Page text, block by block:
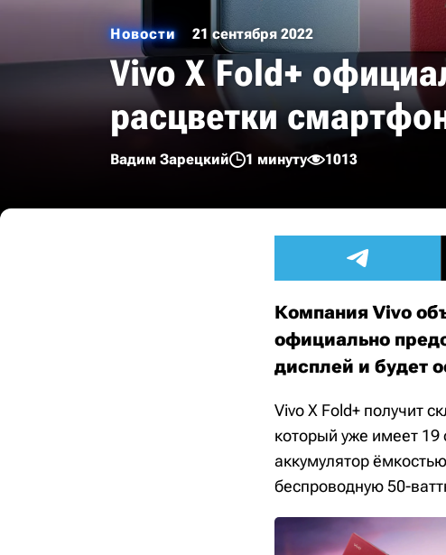
Новости 21 сентября 2022
Vivo X Fold+
расцветки
Вадим Зарецкий 1 минуту 1013
Компания Vivo
официально
дисплей и будет
Vivo X Fold+ получит
который уже имеет 19
аккумулятор
беспроводную 50-